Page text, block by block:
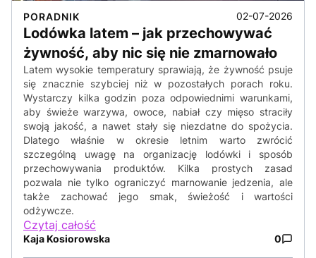
PORADNIK 02-07-2026
Lodówka latem – jak przechowywać
żywność, aby nic się nie zmarnowało
Latem wysokie temperatury sprawiają, że żywność psuje
się znacznie szybciej niż w pozostałych porach roku.
Wystarczy kilka godzin poza odpowiednimi warunkami,
aby świeże warzywa, owoce, nabiał czy mięso straciły
swoją jakość, a nawet stały się niezdatne do spożycia.
Dlatego właśnie w okresie letnim warto zwrócić
szczególną uwagę na organizację lodówki i sposób
przechowywania produktów. Kilka prostych zasad
pozwala nie tylko ograniczyć marnowanie jedzenia, ale
także zachować jego smak, świeżość i wartości
odżywcze.
Czytaj całość
Kaja Kosiorowska 0